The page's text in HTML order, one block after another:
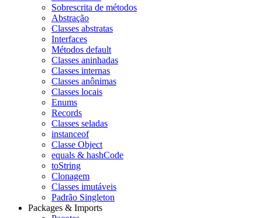
Sobrescrita de métodos
Abstração
Classes abstratas
Interfaces
Métodos default
Classes aninhadas
Classes internas
Classes anônimas
Classes locais
Enums
Records
Classes seladas
instanceof
Classe Object
equals & hashCode
toString
Clonagem
Classes imutáveis
Padrão Singleton
Packages & Imports